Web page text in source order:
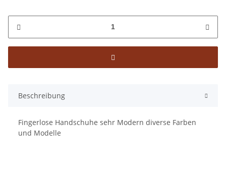
Beschreibung
Fingerlose Handschuhe sehr Modern diverse Farben
und Modelle